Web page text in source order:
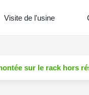
Visite de l'usine
sur le rack hors